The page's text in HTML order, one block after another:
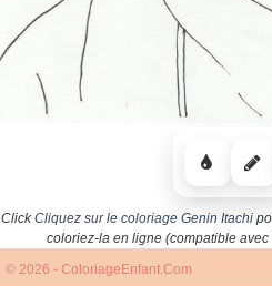
ClickCliquez sur le coloriage Genin Itachi
coloriez-la en ligne (compatible
© 2026 - ColoriageEnfant.Com